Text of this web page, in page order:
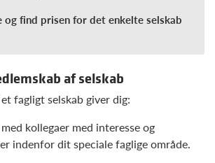
og find prisen for det enkelte selskab
af selskab
fagligt selskab giver dig:
kollegaer med interesse og
indenfor dit speciale faglige område.